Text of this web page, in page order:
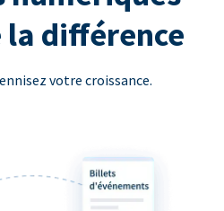
différence
votre croissance.